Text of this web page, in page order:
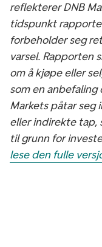
reflekterer DNB
tidspunkt
forbeholder seg
varsel. Rapporten
om å kjøpe eller
som en anbefaling
Markets påtar seg
eller indirekte tap,
til grunn for
lese den fulle